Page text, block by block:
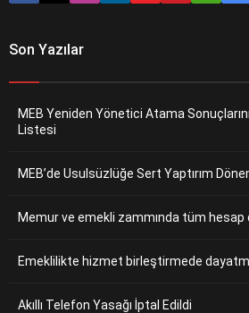
Son Yazılar
MEB Yeniden Yönetici Atama
Listesi
MEB’de Usulsüzlüğe Sert Yaptırım
Memur ve emekli zammında tüm hesap
Emeklilikte hizmet birleştirmede
Akıllı Telefon Yasağı İptal Edildi